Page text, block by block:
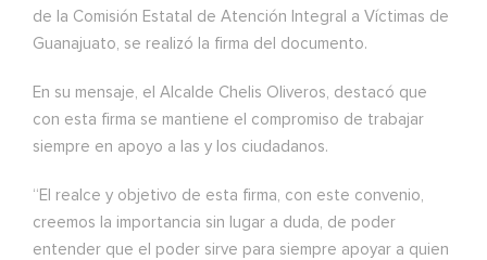
de la Comisión Estatal de Atención Integral a Víctimas de
Guanajuato, se realizó la firma del documento.
En su mensaje, el Alcalde Chelis Oliveros, destacó que
con esta firma se mantiene el compromiso de trabajar
siempre en apoyo a las y los ciudadanos.
“El realce y objetivo de esta firma, con este convenio,
creemos la importancia sin lugar a duda, de poder
entender que el poder sirve para siempre apoyar a quien